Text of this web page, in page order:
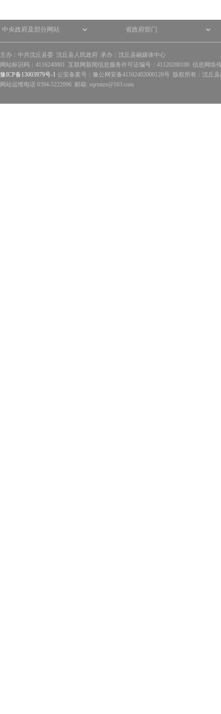
主办：中共沈丘县委 沈丘县人民政府 承办：沈丘县融媒体中心
网站标识码：4116240001 互联网新闻信息服务许可证编号：41120200100 信息网络
豫ICP备13003979号-1 公安备案号：豫公网安备41162402000128号 版权所有：沈丘
网站运维电话 0394-5222096 邮箱: sqrmtzx@163.com